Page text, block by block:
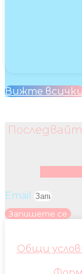
Вижте
Email
Запишете се
Общи